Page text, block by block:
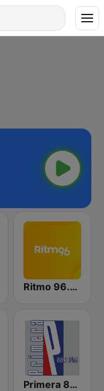
Ritmo 96.5 FM
Primera 88.1 FM